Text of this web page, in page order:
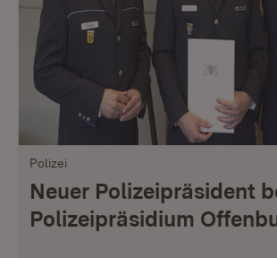
Polizei
Neuer Polizeipräsident
Polizeipräsidium